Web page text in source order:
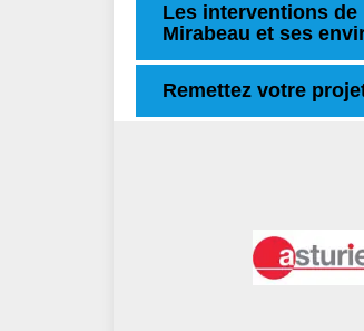
Les interventions
Mirabeau et ses
Remettez votre